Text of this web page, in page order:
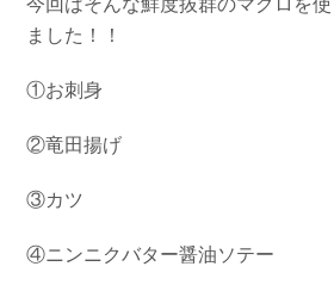
ました！！
①お刺身
②竜田揚げ
③カツ
④ニンニクバター醤油ソテー